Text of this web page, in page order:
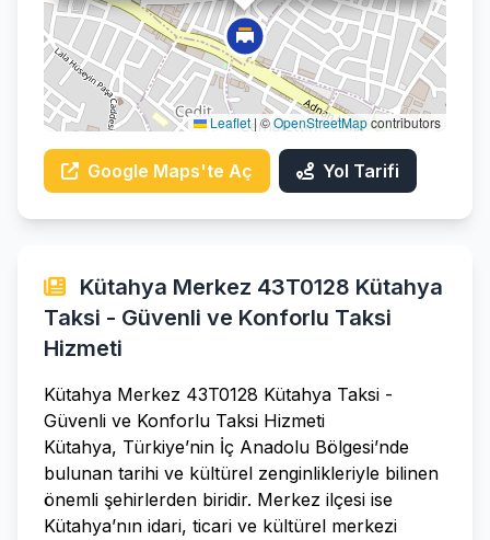
Leaflet |©OpenStreetMapcontributors
Google Maps'te Aç Yol Tarifi
Kütahya Merkez 43T0128 Kütahya
Taksi - Güvenli ve Konforlu Taksi
Hizmeti
Kütahya Merkez 43T0128 Kütahya Taksi -
Güvenli ve Konforlu Taksi Hizmeti
Kütahya, Türkiye’nin İç Anadolu Bölgesi’nde
bulunan tarihi ve kültürel zenginlikleriyle bilinen
önemli şehirlerden biridir. Merkez ilçesi ise
Kütahya’nın idari, ticari ve kültürel merkezi